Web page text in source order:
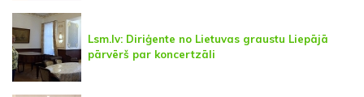
Lsm.lv: Diriģente no Lietuvas graustu Liepājā
pārvērš par koncertzāli